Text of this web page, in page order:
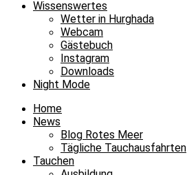
Wissenswertes
Wetter in Hurghada
Webcam
Gästebuch
Instagram
Downloads
Night Mode
Home
News
Blog Rotes Meer
Tägliche Tauchausfahrten
Tauchen